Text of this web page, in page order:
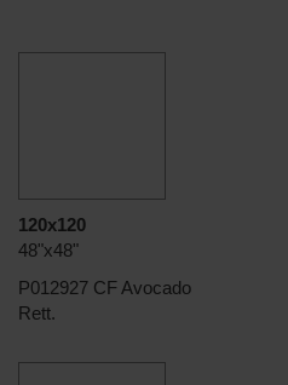
120x120
48"x48"
P012927 CF Avocado
Rett.